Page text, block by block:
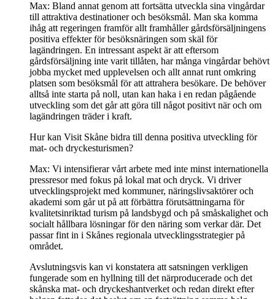
Max: Bland annat genom att fortsätta utveckla sina vingårdar
till attraktiva destinationer och besöksmål. Man ska komma
ihåg att regeringen framför allt framhåller gårdsförsäljningens
positiva effekter för besöksnäringen som skäl för
lagändringen. En intressant aspekt är att eftersom
gårdsförsäljning inte varit tillåten, har många vingårdar behövt
jobba mycket med upplevelsen och allt annat runt omkring
platsen som besöksmål för att attrahera besökare. De behöver
alltså inte starta på noll, utan kan haka i en redan pågående
utveckling som det går att göra till något positivt när och om
lagändringen träder i kraft.
Hur kan Visit Skåne bidra till denna positiva utveckling för
mat- och dryckesturismen?
Max: Vi intensifierar vårt arbete med inte minst internationella
pressresor med fokus på lokal mat och dryck. Vi driver
utvecklingsprojekt med kommuner, näringslivsaktörer och
akademi som går ut på att förbättra förutsättningarna för
kvalitetsinriktad turism på landsbygd och på småskalighet och
socialt hållbara lösningar för den näring som verkar där. Det
passar fint in i Skånes regionala utvecklingsstrategier på
området.
Avslutningsvis kan vi konstatera att satsningen verkligen
fungerade som en hyllning till det närproducerade och det
skånska mat- och dryckeshantverket och redan direkt efter